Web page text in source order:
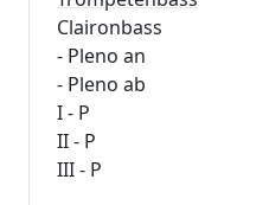
Claironbass
- Pleno an
- Pleno ab
I - P
II - P